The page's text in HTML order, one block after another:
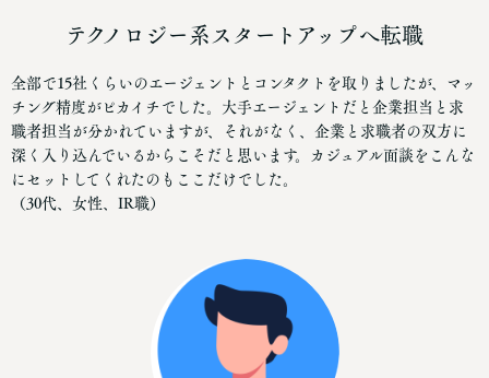
テクノロジー系スタートアップへ転職
全部で15社くらいのエージェントとコンタクトを取りましたが、マッ
チング精度がピカイチでした。大手エージェントだと企業担当と求
職者担当が分かれていますが、それがなく、企業と求職者の双方に
深く入り込んでいるからこそだと思います。カジュアル面談をこんな
にセットしてくれたのもここだけでした。
（30代、女性、IR職）